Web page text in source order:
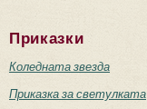
Приказки
Коледната звезда
Приказка за светулката